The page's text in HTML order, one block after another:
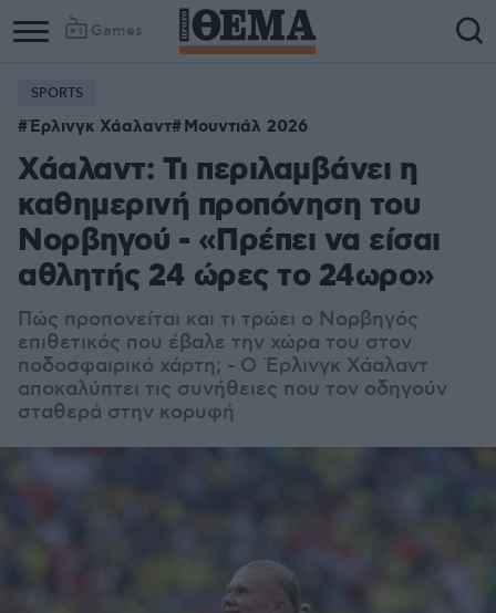
Games
SPORTS
Έρλινγκ Χάαλαντ Μουντιάλ 2026
Χάαλαντ: Τι περιλαμβάνει η
καθημερινή προπόνηση του
Νορβηγού - «Πρέπει να είσαι
αθλητής 24 ώρες το 24ωρο»
Πώς προπονείται και τι τρώει ο Νορβηγός
επιθετικός που έβαλε την χώρα του στον
ποδοσφαιρικό χάρτη; - Ο Έρλινγκ Χάαλαντ
αποκαλύπτει τις συνήθειες που τον οδηγούν
σταθερά στην κορυφή